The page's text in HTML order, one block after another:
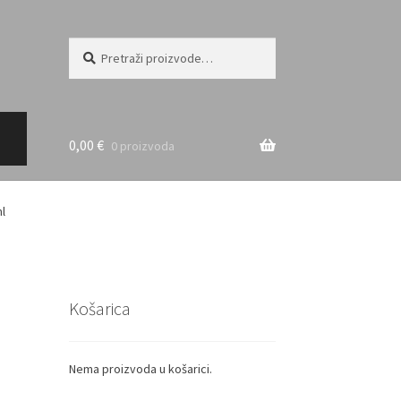
0,00 € 0 proizvoda
Košarica
Nema proizvoda u košarici.